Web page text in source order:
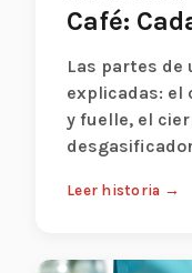
Café:
Las partes de
explicadas: el
y fuelle, el
Leer historia →